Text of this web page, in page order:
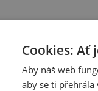
KATEGORIE
Cookies: Ať
Aby náš web
aby se ti přehrála